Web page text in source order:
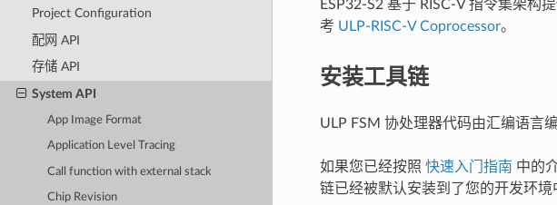
Project Configuration
配网 API
存储 API
System API
App Image Format
Application Level Tracing
Call function with external stack
Chip Revision
ESP32-S2 基于 RISC-V 指令集架构
考 ULP-RISC-V Coprocessor。
安装工具链
ULP FSM 协处理器代码由汇编语言
如果您已经按照 快速入门指南 中的
链已经被默认安装到了您的开发环境